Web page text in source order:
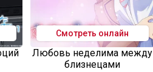
Смотреть онлайн
Любовь неделима между
близнецами